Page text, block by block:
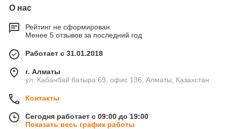
О нас
Рейтинг не сформирован
Менее 5 отзывов за последний год
Работает с 31.01.2018
г. Алматы
ул. Кабанбай батыра 69, офис 136, Алматы, Казахстан
Контакты
Сегодня работает с 09:00 до 19:00
Показать весь график работы